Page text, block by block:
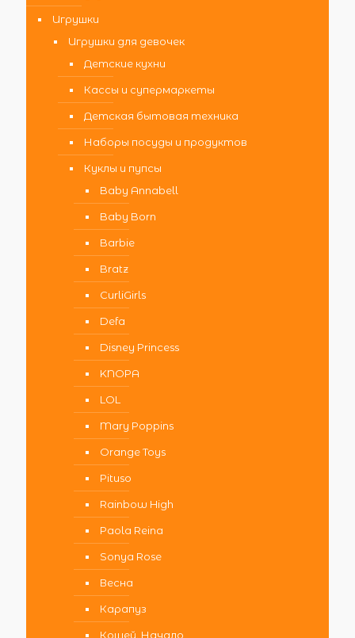
Игрушки
Игрушки для девочек
Детские кухни
Кассы и супермаркеты
Детская бытовая техника
Наборы посуды и продуктов
Куклы и пупсы
Baby Annabell
Baby Born
Barbie
Bratz
CurliGirls
Defa
Disney Princess
KNOPA
LOL
Mary Poppins
Orange Toys
Pituso
Rainbow High
Paola Reina
Sonya Rose
Весна
Карапуз
Кощей. Начало